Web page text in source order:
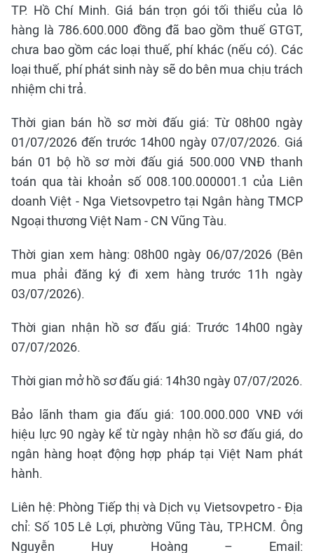
TP. Hồ Chí Minh. Giá bán trọn gói tối thiểu của lô
hàng là 786.600.000 đồng đã bao gồm thuế GTGT,
chưa bao gồm các loại thuế, phí khác (nếu có). Các
loại thuế, phí phát sinh này sẽ do bên mua chịu trách
nhiệm chi trả.
Thời gian bán hồ sơ mời đấu giá: Từ 08h00 ngày
01/07/2026 đến trước 14h00 ngày 07/07/2026. Giá
bán 01 bộ hồ sơ mời đấu giá 500.000 VNĐ thanh
toán qua tài khoản số 008.100.000001.1 của Liên
doanh Việt - Nga Vietsovpetro tại Ngân hàng TMCP
Ngoại thương Việt Nam - CN Vũng Tàu.
Thời gian xem hàng: 08h00 ngày 06/07/2026 (Bên
mua phải đăng ký đi xem hàng trước 11h ngày
03/07/2026).
Thời gian nhận hồ sơ đấu giá: Trước 14h00 ngày
07/07/2026.
Thời gian mở hồ sơ đấu giá: 14h30 ngày 07/07/2026.
Bảo lãnh tham gia đấu giá: 100.000.000 VNĐ với
hiệu lực 90 ngày kể từ ngày nhận hồ sơ đấu giá, do
ngân hàng hoạt động hợp pháp tại Việt Nam phát
hành.
Liên hệ: Phòng Tiếp thị và Dịch vụ Vietsovpetro - Địa
chỉ: Số 105 Lê Lợi, phường Vũng Tàu, TP.HCM. Ông
Nguyễn Huy Hoàng – Email: